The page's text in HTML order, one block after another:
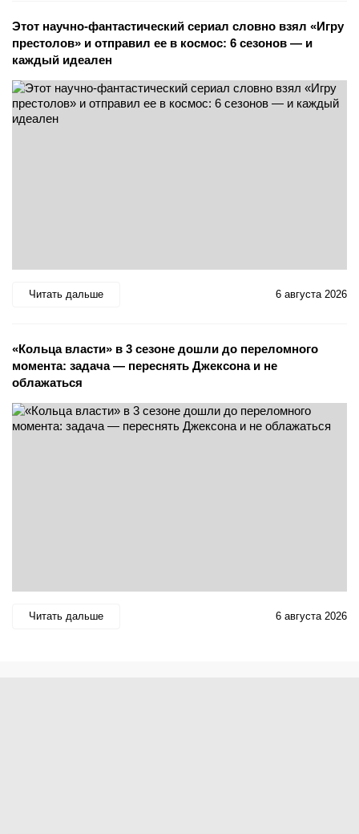
Этот научно-фантастический сериал словно взял «Игру
престолов» и отправил ее в космос: 6 сезонов — и
каждый идеален
Читать дальше 6 августа 2026
«Кольца власти» в 3 сезоне дошли до переломного
момента: задача — переснять Джексона и не
облажаться
Читать дальше 6 августа 2026